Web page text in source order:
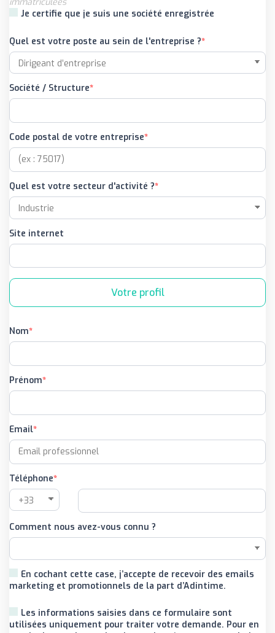
immatriculées
Je certifie que je suis une société enregistrée
Quel est votre poste au sein de l'entreprise ?
Société / Structure
Code postal de votre entreprise
Quel est votre secteur d'activité ?
Site internet
Votre profil
Nom
Prénom
Email
Téléphone
Comment nous avez-vous connu ?
En cochant cette case, j’accepte de recevoir des emails
marketing et promotionnels de la part d’Adintime.
Les informations saisies dans ce formulaire sont
utilisées uniquement pour traiter votre demande. Pour en